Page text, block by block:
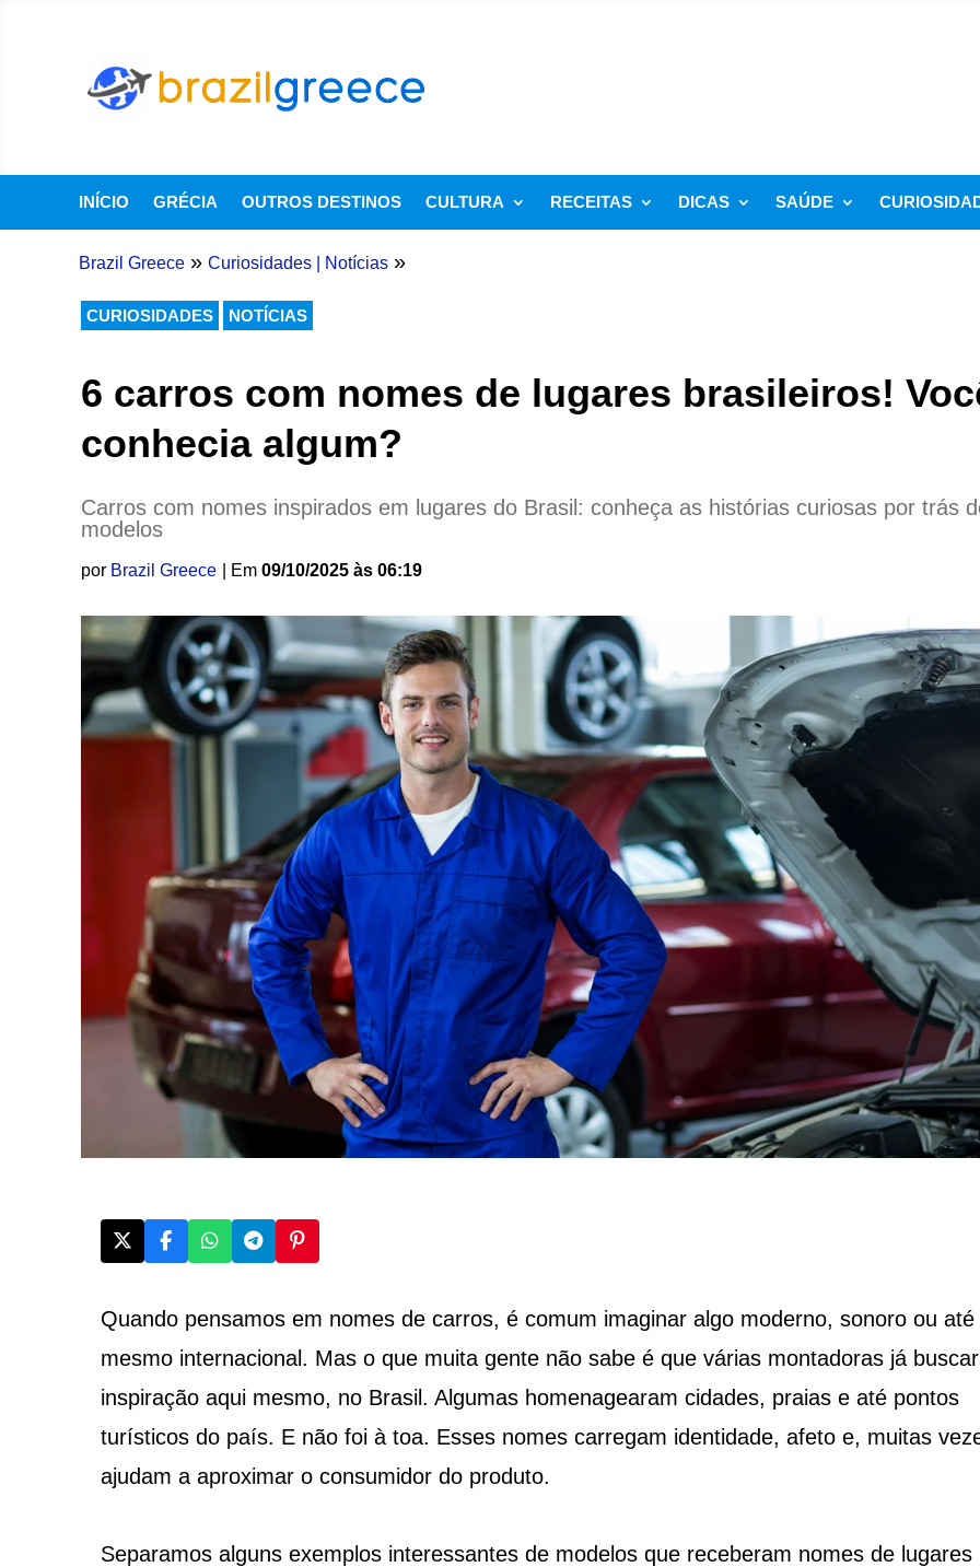
INÍCIO GRÉCIA OUTROS DESTINOS CULTURA RECEITAS DICAS SAÚDE
Brazil Greece » Curiosidades| Notícias »
CURIOSIDADES NOTÍCIAS
6 carros com nomes de lugares brasileiros!
conhecia algum?
Carros com nomes inspirados em lugares do Brasil: conheça as histórias curiosas por trás
modelos
por Brazil Greece | Em 09/10/2025 às 06:19
Quando pensamos em nomes de carros, é comum imaginar algo moderno, sonoro ou até
mesmo internacional. Mas o que muita gente não sabe é que várias montadoras já
inspiração aqui mesmo, no Brasil. Algumas homenagearam cidades, praias e até pontos
turísticos do país. E não foi à toa. Esses nomes carregam identidade, afeto e, muitas
ajudam a aproximar o consumidor do produto.
Separamos alguns exemplos interessantes de modelos que receberam nomes de lugares